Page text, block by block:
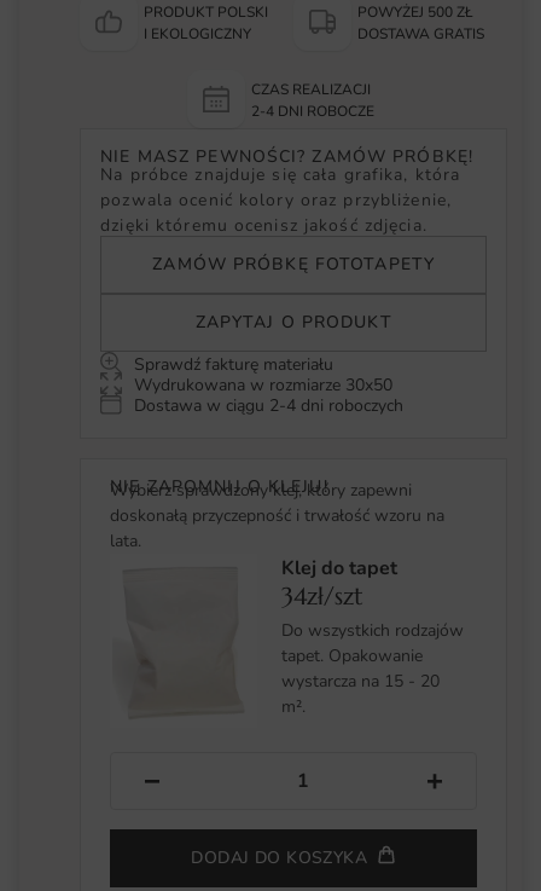
PRODUKT POLSKI
I EKOLOGICZNY
POWYŻEJ 500 ZŁ
DOSTAWA GRATIS
CZAS REALIZACJI
2-4 DNI ROBOCZE
NIE MASZ PEWNOŚCI? ZAMÓW PRÓBKĘ!
Na próbce znajduje się cała grafika, która
pozwala ocenić kolory oraz przybliżenie,
dzięki któremu ocenisz jakość zdjęcia.
ZAMÓW PRÓBKĘ FOTOTAPETY
ZAPYTAJ O PRODUKT
Sprawdź fakturę materiału
Wydrukowana w rozmiarze 30x50
Dostawa w ciągu 2-4 dni roboczych
NIE ZAPOMNIJ O KLEJU!
Wybierz sprawdzony klej, który zapewni
doskonałą przyczepność i trwałość wzoru na
lata.
Klej do tapet
34zł/szt
Do wszystkich rodzajów
tapet. Opakowanie
wystarcza na 15 - 20
m².
− +
DODAJ DO KOSZYKA